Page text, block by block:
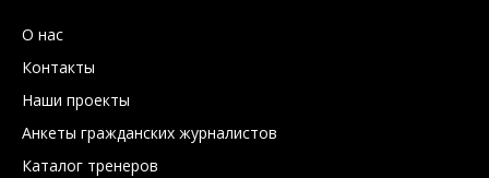
О нас
Контакты
Наши проекты
Анкеты гражданских журналистов
Каталог тренеров